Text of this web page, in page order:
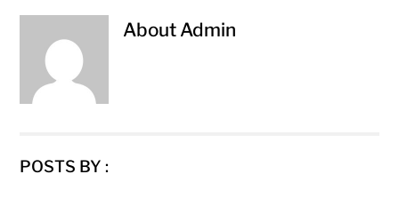
About Admin
POSTS BY :